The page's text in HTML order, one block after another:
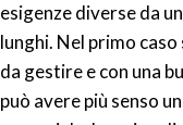
esigenze diverse da
lunghi. Nel primo
da gestire e con una
può avere più senso